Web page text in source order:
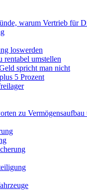
warum Vertrieb für
loswerden
rentabel umstellen
spricht man nicht
5 Prozent
zu Vermögensaufbau